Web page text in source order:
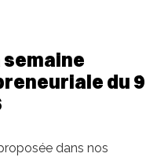
semaine
du 9
dans nos